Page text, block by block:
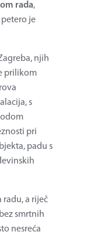
rada,
je
njih
prilikom
s
pri
padu s
radu, a riječ
smrtnih
nesreća